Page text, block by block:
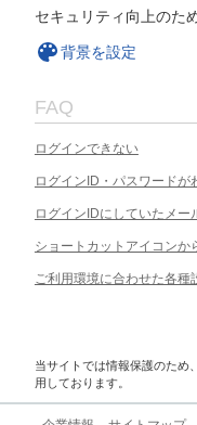
セキュリティ向上のた
背景を設定
FAQ
ログインできない
ログインID・パスワードが
ログインIDにしていたメー
ショートカットアイコンか
ご利用環境に合わせた各種
当サイトでは情報保護のため
用しております。